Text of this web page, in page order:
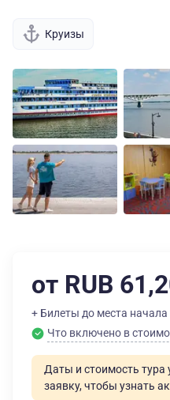
Круизы
от RUB
+ Билеты до места начала
Что включено в
Даты и стоимость тура
заявку, чтобы узнать